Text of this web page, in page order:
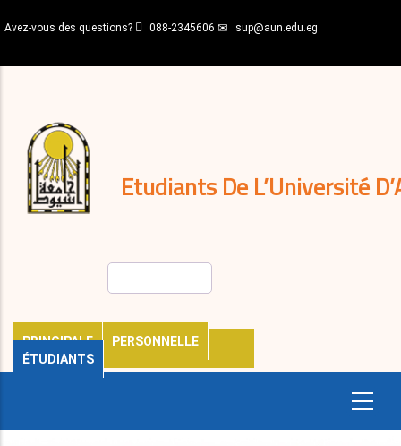
au
principal
Avez-vous des questions? 088-2345606 sup@aun.edu.eg
Etudiants De L’Université
PRINCIPALE
PERSONNELLE
ÉTUDIANTS
décisions
Expatriés
Journal